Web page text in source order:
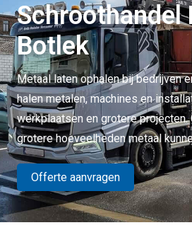
Schroothandel Distripark
Botlek
Metaal laten ophalen bij bedrijven
halen metalen, machines en
werkplaatsen en grotere
grotere hoeveelheden metaal
Offerte aanvragen